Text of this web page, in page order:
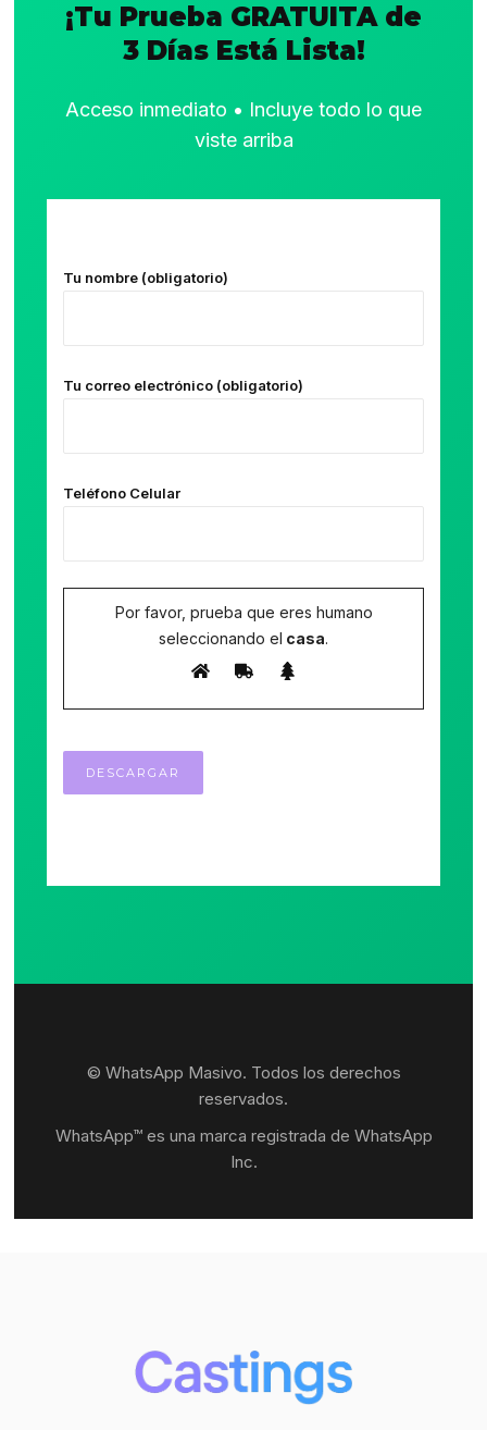
¡Tu Prueba GRATUITA de
3 Días Está Lista!
Acceso inmediato • Incluye todo lo que
viste arriba
Tu nombre (obligatorio)
Tu correo electrónico (obligatorio)
Teléfono Celular
Por favor, prueba que eres humano
seleccionando el casa.
© WhatsApp Masivo. Todos los derechos
reservados.
WhatsApp™ es una marca registrada de WhatsApp
Inc.